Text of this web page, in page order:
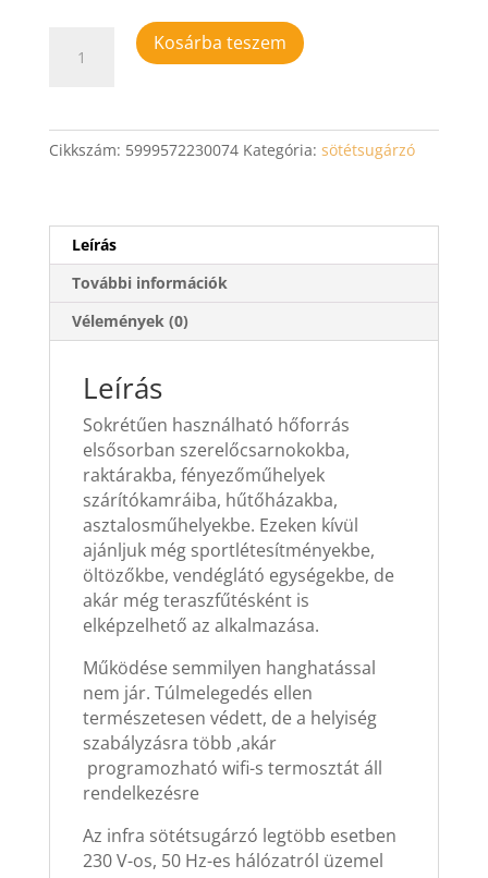
sötétsugárzó
NR24-
Kosárba teszem
Cikkszám: 5999572230074 Kategória: sötétsugárzó
Leírás
További információk
Vélemények (0)
Leírás
Sokrétűen használható hőforrás
elsősorban szerelőcsarnokokba,
raktárakba, fényezőműhelyek
szárítókamráiba, hűtőházakba,
asztalosműhelyekbe. Ezeken kívül
ajánljuk még sportlétesítményekbe,
öltözőkbe, vendéglátó egységekbe, de
akár még teraszfűtésként is
elképzelhető az alkalmazása.
Működése semmilyen hanghatással
nem jár. Túlmelegedés ellen
természetesen védett, de a helyiség
szabályzásra több ,akár
programozható wifi-s termosztát áll
rendelkezésre
Az infra sötétsugárzó legtöbb esetben
230 V-os, 50 Hz-es hálózatról üzemel